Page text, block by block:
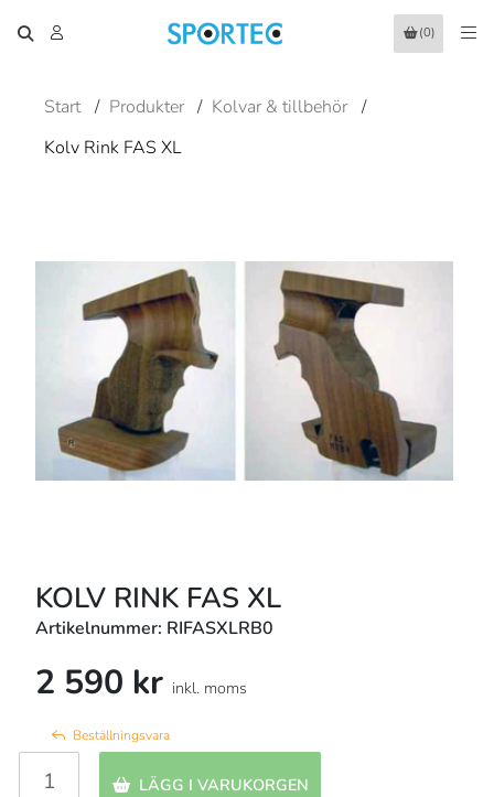
(0)
Start / Produkter / Kolvar & tillbehör /
Kolv Rink FAS XL
KOLV RINK FAS XL
Artikelnummer: RIFASXLRB0
2 590 kr inkl. moms
Beställningsvara
LÄGG I VARUKORGEN